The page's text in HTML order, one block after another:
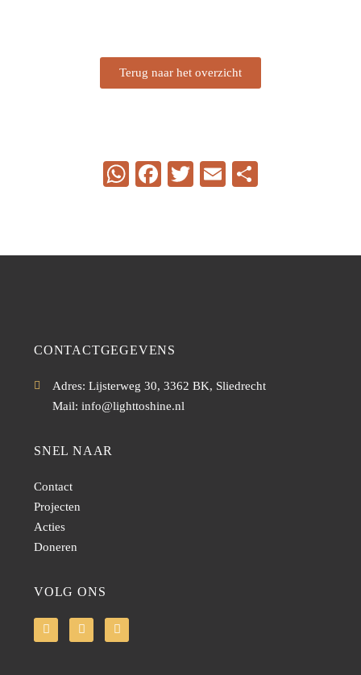
Terug naar het overzicht
WhatsApp
Facebook
TwitterEmail
CONTACTGEGEVENS
Adres: Lijsterweg 30, 3362 BK, Sliedrecht
Mail: info@lighttoshine.nl
SNEL NAAR
Contact
Projecten
Acties
Doneren
VOLG ONS